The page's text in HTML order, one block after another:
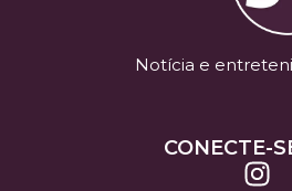
Notícia e
CONECTE-